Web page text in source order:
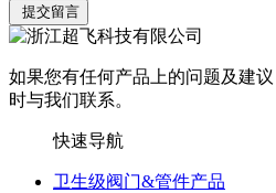
如果您有任何产品上的问题及建
时与我们联系。
快速导航
卫生级阀门&管件产品